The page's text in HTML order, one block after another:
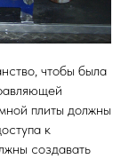
чтобы была
плиты должны
к
создавать